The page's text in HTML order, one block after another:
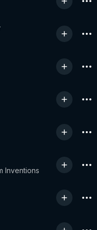
Inventions